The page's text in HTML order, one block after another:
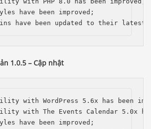
have been improved;
have been updated to their latest
1.0.5 – Cập nhật
with WordPress 5.6x has been
with The Events Calendar 5.0x
have been improved;